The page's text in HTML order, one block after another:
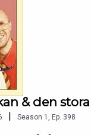
& den
| Season 1 , Ep. 398